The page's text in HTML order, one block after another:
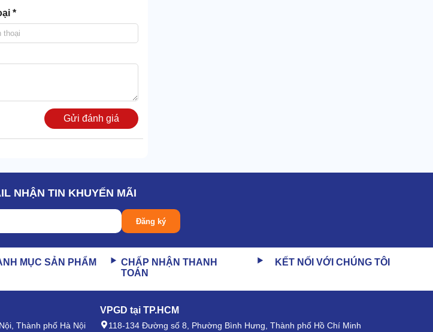
so với việc dùng sản phẩm
giữ lưỡi mài siêu tốt.
*
Gửi đánh giá
NHẬN TIN KHUYẾN MÃI
Đăng ký
MỤC SẢN PHẨM
CHẤP NHẬN THANH
TOÁN
KẾT NỐI VỚI CHÚNG TÔI
Thành phố Hà Nội
VPGD tại TP.HCM
118-134 Đường số 8, Phường Bình Hưng, Thành phố Hồ Chí Minh